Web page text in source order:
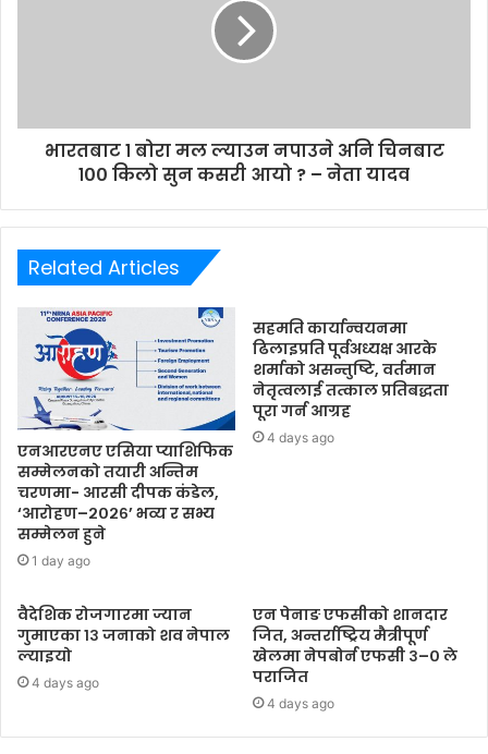
भारतबाट १ बोरा मल ल्याउन नपाउने अनि चिनबाट
१०० किलो सुन कसरी आयो ? – नेता यादव
Related Articles
एनआरएनए एसिया प्याशिफिक
सम्मेलनको तयारी अन्तिम
चरणमा- आरसी दीपक कंडेल,
‘आरोहण–२०२६’ भव्य र सभ्य
सम्मेलन हुने
1 day ago
सहमति कार्यान्वयनमा
ढिलाइप्रति पूर्वअध्यक्ष आरके
शर्माको असन्तुष्टि, वर्तमान
नेतृत्वलाई तत्काल प्रतिबद्धता
पूरा गर्न आग्रह
4 days ago
वैदेशिक रोजगारमा ज्यान
गुमाएका १३ जनाको शव नेपाल
ल्याइयो
4 days ago
एन पेनाङ एफसीको शानदार
जित, अन्तर्राष्ट्रिय मैत्रीपूर्ण
खेलमा नेपबोर्न एफसी ३–० ले
पराजित
4 days ago